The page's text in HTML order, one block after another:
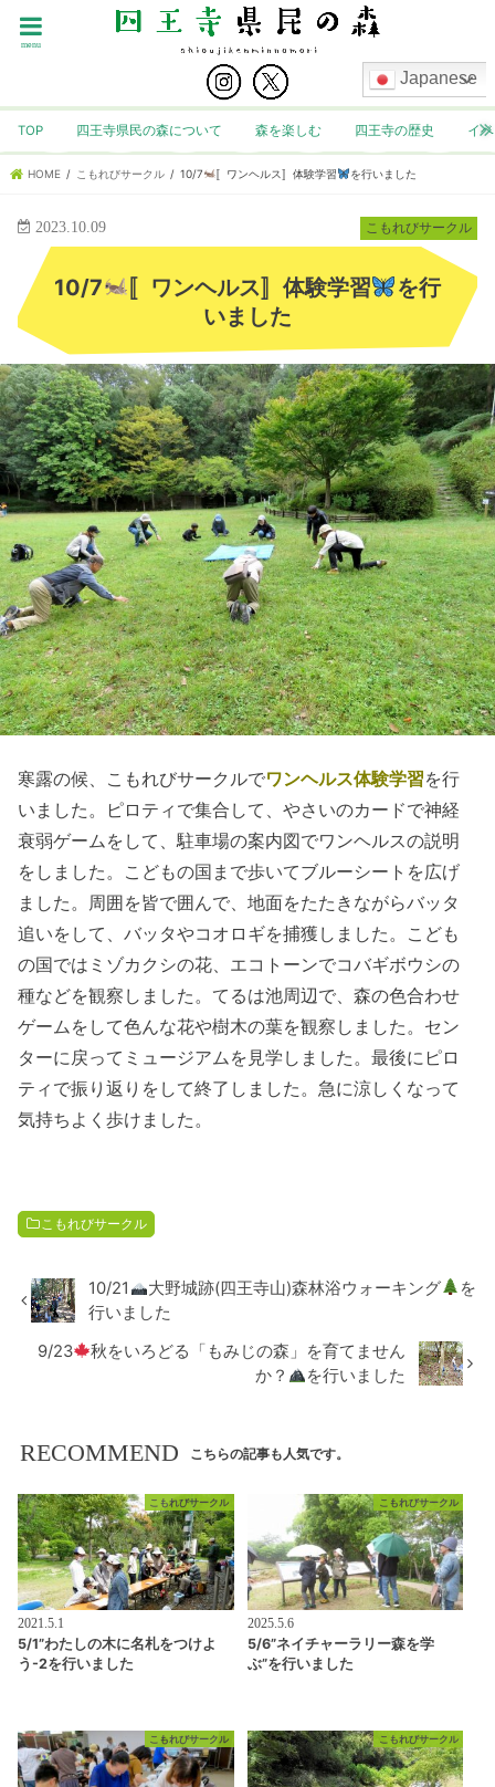
Japanese
menu
TOP 四王寺県民の森について 森を楽しむ 四王寺の歴史 イ
HOME こもれびサークル 10/7 〚ワンヘルス〛体験学習 を行いました
こもれびサークル
2023.10.09
10/7 〚ワンヘルス〛体験学習
を行
いました
寒露の候、こもれびサークルでワンヘルス体験学習を行
いました。ピロティで集合して、やさいのカードで神経
衰弱ゲームをして、駐車場の案内図でワンヘルスの説明
をしました。こどもの国まで歩いてブルーシートを広げ
ました。周囲を皆で囲んで、地面をたたきながらバッタ
追いをして、バッタやコオロギを捕獲しました。こども
の国ではミゾカクシの花、エコトーンでコバギボウシの
種などを観察しました。てるは池周辺で、森の色合わせ
ゲームをして色んな花や樹木の葉を観察しました。セン
ターに戻ってミュージアムを見学しました。最後にピロ
ティで振り返りをして終了しました。急に涼しくなって
気持ちよく歩けました。
こもれびサークル
10/21 大野城跡(四王寺山)森林浴ウォーキング
を
行いました
9/23
秋をいろどる「もみじの森」を育てません
か？
を行いました
RECOMMEND こちらの記事も人気です。
こもれびサークル
2021.5.1
5/1”わたしの木に名札をつけよ
う-2を行いました
こもれびサークル
2025.5.6
5/6”ネイチャーラリー森を学
ぶ”を行いました
こもれびサークル こもれびサークル